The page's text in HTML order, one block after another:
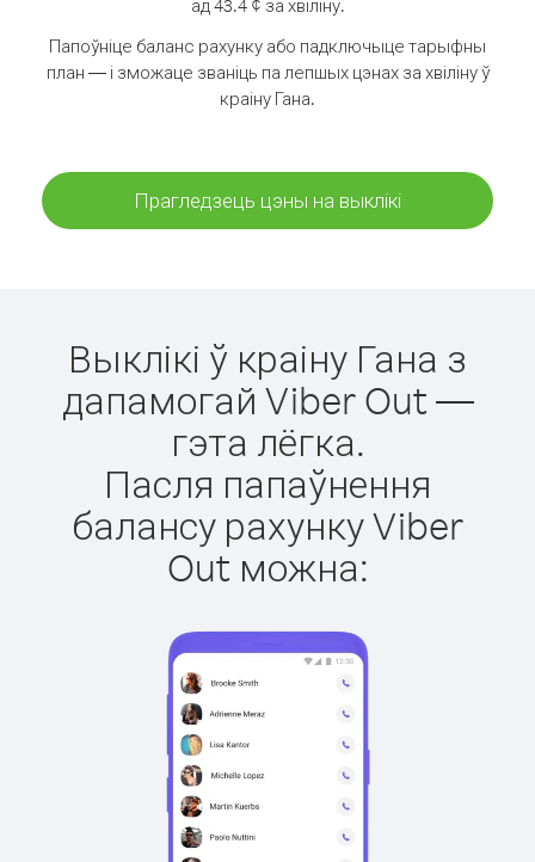
ад 43.4 ¢ за хвіліну.
Папоўніце баланс рахунку або падключыце тарыфны
план — і зможаце званіць па лепшых цэнах за хвіліну ў
краіну Гана.
Прагледзець цэны на выклікі
Выклікі ў краіну Гана з
дапамогай Viber Out —
гэта лёгка.
Пасля папаўнення
балансу рахунку Viber
Out можна: